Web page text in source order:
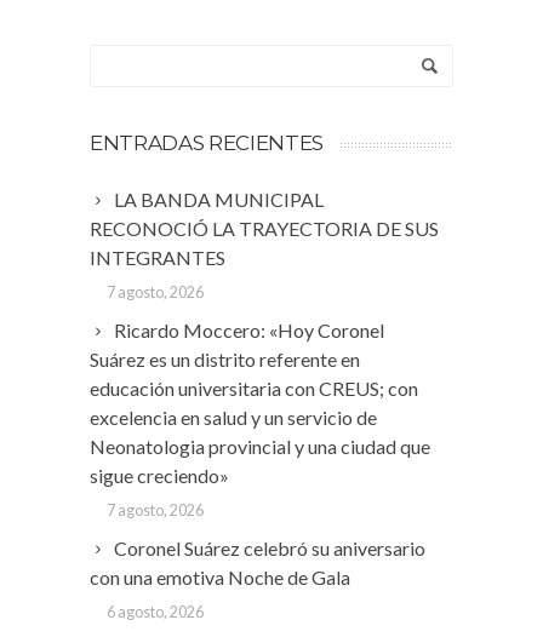
ENTRADAS RECIENTES
LA BANDA MUNICIPAL
RECONOCIÓ LA TRAYECTORIA DE SUS
INTEGRANTES
7 agosto, 2026
Ricardo Moccero: «Hoy Coronel
Suárez es un distrito referente en
educación universitaria con CREUS; con
excelencia en salud y un servicio de
Neonatologia provincial y una ciudad que
sigue creciendo»
7 agosto, 2026
Coronel Suárez celebró su aniversario
con una emotiva Noche de Gala
6 agosto, 2026